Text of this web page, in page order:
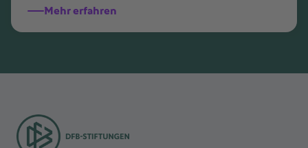
Mehr erfahren